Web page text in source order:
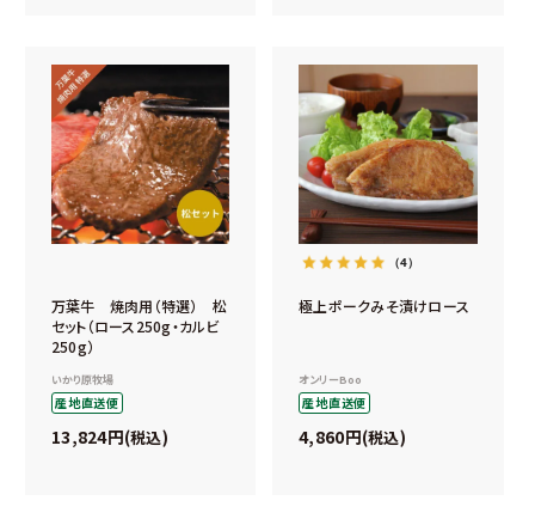
万葉牛 焼肉用（特選） 松
セット（ロース250g・カルビ
250g）
いかり原牧場
産地直送便
13,824 税込
（4）
極上ポークみそ漬けロース
オンリーBoo
産地直送便
4,860 税込